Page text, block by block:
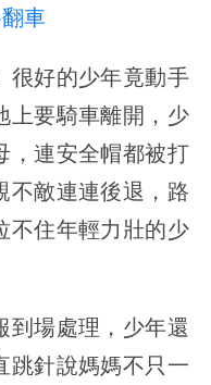
車
很好的少年竟動手
上要騎車離開，少
，連安全帽都被打
不敵連連後退，路
不住年輕力壯的少
到場處理，少年還
跳針說媽媽不只一